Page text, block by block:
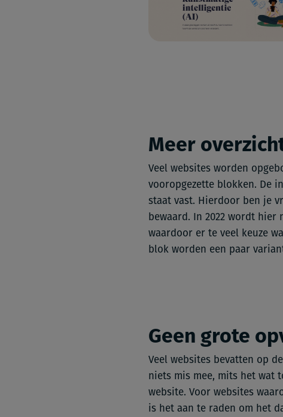
Meer
Veel websites worden
vooropgezette blokken. De
staat vast. Hierdoor ben je
bewaard. In 2022 wordt
waardoor er te veel keuze
blok worden een paar
Geen grote
Veel websites bevatten op
niets mis mee, mits het wat
website. Voor websites
is het aan te raden om het